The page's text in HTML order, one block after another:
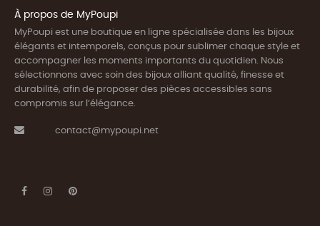
À propos de MyPoupi
MyPoupi est une boutique en ligne spécialisée dans les bijoux
élégants et intemporels, conçus pour sublimer chaque style et
accompagner les moments importants du quotidien. Nous
sélectionnons avec soin des bijoux alliant qualité, finesse et
durabilité, afin de proposer des pièces accessibles sans
compromis sur l’élégance.
contact@mypoupi.net